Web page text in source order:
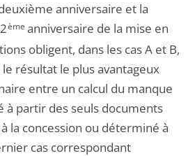
anniversaire et la
ème anniversaire de la mise en
obligent, dans les cas A et B,
résultat le plus avantageux
entre un calcul du manque
à partir des seuls documents
la concession ou déterminé à
cas correspondant